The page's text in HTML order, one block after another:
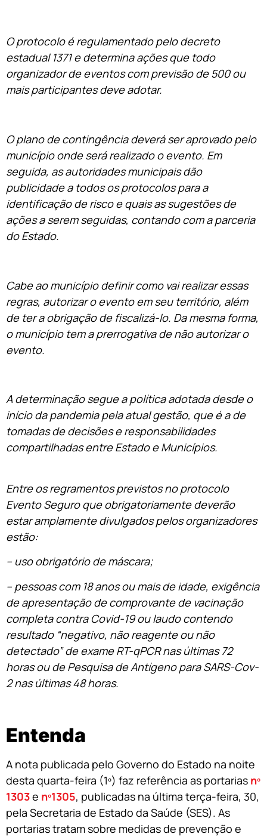
O protocolo é regulamentado pelo decreto
estadual 1371 e determina ações que todo
organizador de eventos com previsão de 500 ou
mais participantes deve adotar.
O plano de contingência deverá ser aprovado pelo
município onde será realizado o evento. Em
seguida, as autoridades municipais dão
publicidade a todos os protocolos para a
identificação de risco e quais as sugestões de
ações a serem seguidas, contando com a parceria
do Estado.
Cabe ao município definir como vai realizar essas
regras, autorizar o evento em seu território, além
de ter a obrigação de fiscalizá-lo. Da mesma forma,
o município tem a prerrogativa de não autorizar o
evento.
A determinação segue a política adotada desde o
início da pandemia pela atual gestão, que é a de
tomadas de decisões e responsabilidades
compartilhadas entre Estado e Municípios.
Entre os regramentos previstos no protocolo
Evento Seguro que obrigatoriamente deverão
estar amplamente divulgados pelos organizadores
estão:
– uso obrigatório de máscara;
– pessoas com 18 anos ou mais de idade, exigência
de apresentação de comprovante de vacinação
completa contra Covid-19 ou laudo contendo
resultado “negativo, não reagente ou não
detectado” de exame RT-qPCR nas últimas 72
horas ou de Pesquisa de Antígeno para SARS-Cov-
2 nas últimas 48 horas.
Entenda
A nota publicada pelo Governo do Estado na noite
desta quarta-feira (1º) faz referência as portarias nº
1303e nº1305, publicadas na última terça-feira, 30,
pela Secretaria de Estado da Saúde (SES). As
portarias tratam sobre medidas de prevenção e